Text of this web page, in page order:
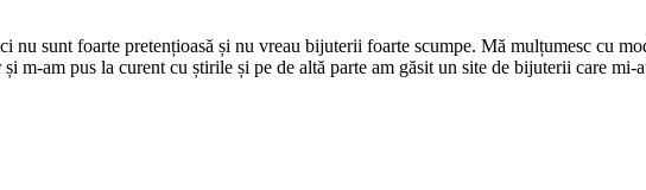
sunt foarte pretențioasă și nu vreau bijuterii foarte scumpe. Mă mulțumesc cu
m-am pus la curent cu știrile și pe de altă parte am găsit un site de bijuterii care mi-